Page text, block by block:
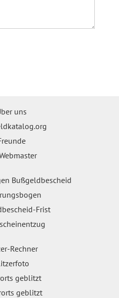
uns
Bußgeldbescheid
Frist
Rechner
geblitzt
geblitzt